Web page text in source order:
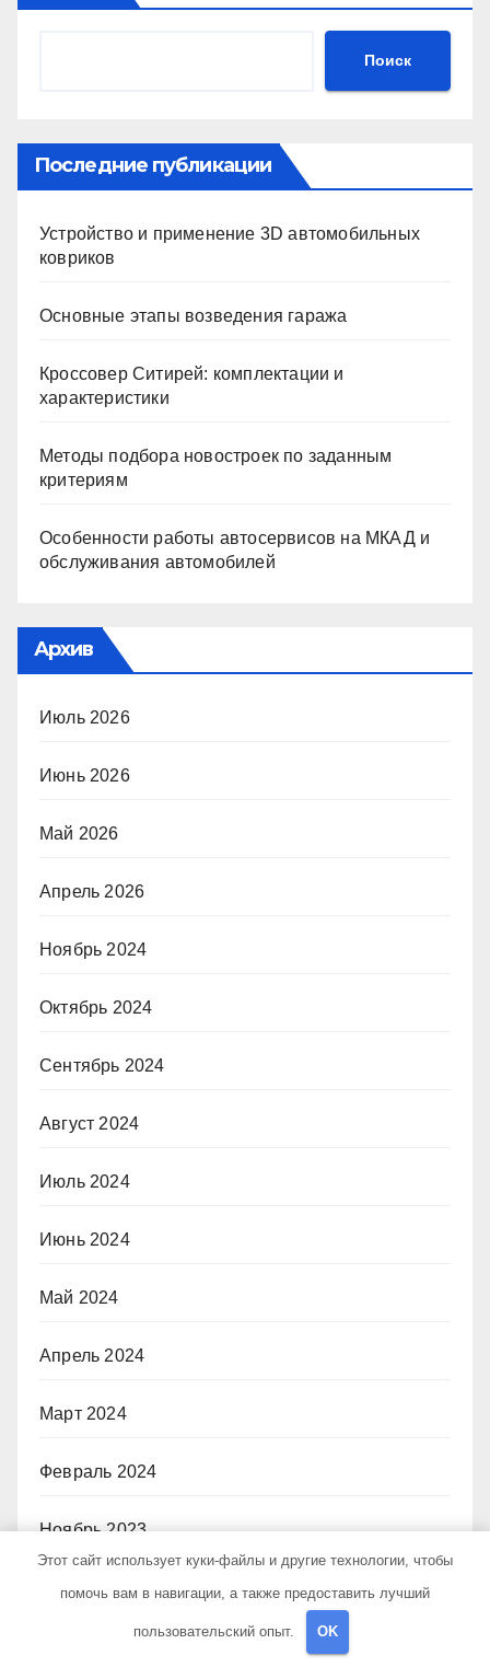
Поиск
Последние публикации
Устройство и применение 3D автомобильных
ковриков
Основные этапы возведения гаража
Кроссовер Ситирей: комплектации и
характеристики
Методы подбора новостроек по заданным
критериям
Особенности работы автосервисов на МКАД и
обслуживания автомобилей
Архив
Июль 2026
Июнь 2026
Май 2026
Апрель 2026
Ноябрь 2024
Октябрь 2024
Сентябрь 2024
Август 2024
Июль 2024
Июнь 2024
Май 2024
Апрель 2024
Март 2024
Февраль 2024
Ноябрь 2023
Январь 2023
Этот сайт использует куки-файлы и другие технологии, чтобы
помочь вам в навигации, а также предоставить лучший
пользовательский опыт. OK